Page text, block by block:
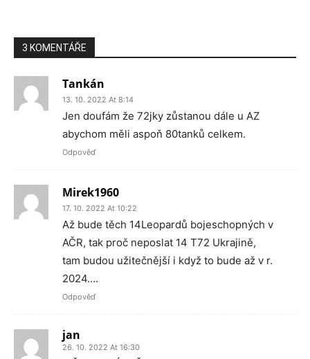
3 KOMENTÁŘE
Tankán
13. 10. 2022 At 8:14
Jen doufám že 72jky zůstanou dále u AZ
abychom měli aspoň 80tanků celkem.
Odpověď
Mirek1960
17. 10. 2022 At 10:22
Až bude těch 14Leopardů bojeschopných v
AČR, tak proč neposlat 14 T72 Ukrajině,
tam budou užitečnější i když to bude až v r.
2024….
Odpověď
jan
26. 10. 2022 At 16:30